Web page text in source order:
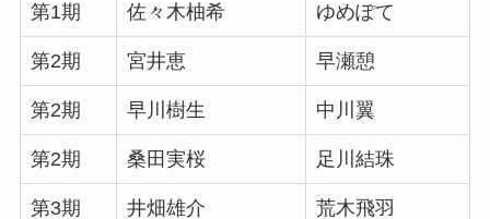
第1期 佐々木柚希 ゆめぽて
第2期 宮井恵 早瀬憩
第2期 早川樹生 中川翼
第2期 桑田実桜 足川結珠
第3期 井畑雄介 荒木飛羽